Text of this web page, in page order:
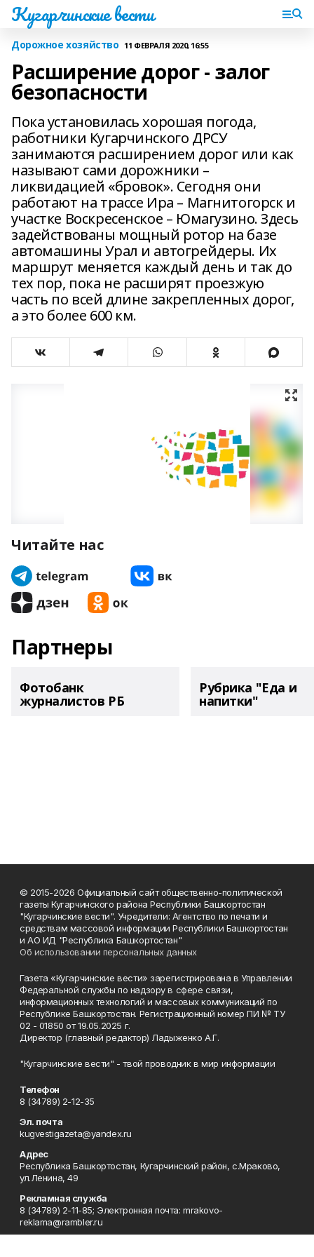
Кугарчинские вести
Дорожное хозяйство 11 ФЕВРАЛЯ 2020, 16:55
Расширение дорог - залог
безопасности
Пока установилась хорошая погода,
работники Кугарчинского ДРСУ
занимаются расширением дорог или как
называют сами дорожники –
ликвидацией «бровок». Сегодня они
работают на трассе Ира – Магнитогорск и
участке Воскресенское – Юмагузино. Здесь
задействованы мощный ротор на базе
автомашины Урал и автогрейдеры. Их
маршрут меняется каждый день и так до
тех пор, пока не расширят проезжую
часть по всей длине закрепленных дорог,
а это более 600 км.
Читайте нас
Партнеры
Фотобанк
журналистов РБ
Рубрика "Еда и
напитки"
© 2015-2026 Официальный сайт общественно-политической
газеты Кугарчинского района Республики Башкортостан
"Кугарчинские вести". Учредители: Агентство по печати и
средствам массовой информации Республики Башкортостан
и АО ИД "Республика Башкортостан"
Об использовании персональных данных
Газета «Кугарчинские вести» зарегистрирована в Управлении
Федеральной службы по надзору в сфере связи,
информационных технологий и массовых коммуникаций по
Республике Башкортостан. Регистрационный номер ПИ № ТУ
02 - 01850 от 19.05.2025 г.
Директор (главный редактор) Ладыженко А.Г.
"Кугарчинские вести" - твой проводник в мир информации
Телефон
8 (34789) 2-12-35
Эл. почта
kugvestigazeta@yandex.ru
Адрес
Республика Башкортостан, Кугарчинский район, с.Мраково,
ул.Ленина, 49
Рекламная служба
8 (34789) 2-11-85; Электронная почта: mrakovo-
reklama@rambler.ru